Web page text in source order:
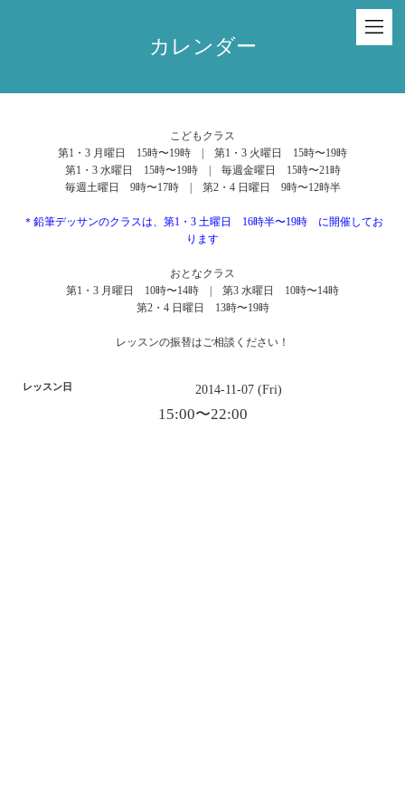
カレンダー
こどもクラス
第1・3 月曜日 15時〜19時 | 第1・3 火曜日 15時〜19時
第1・3 水曜日 15時〜19時 | 毎週金曜日 15時〜21時
毎週土曜日 9時〜17時 | 第2・4 日曜日 9時〜12時半
＊鉛筆デッサンのクラスは、第1・3 土曜日 16時半〜19時 に開催してお
ります
おとなクラス
第1・3 月曜日 10時〜14時 | 第3 水曜日 10時〜14時
第2・4 日曜日 13時〜19時
レッスンの振替はご相談ください！
レッスン日 2014-11-07 (Fri)
15:00〜22:00